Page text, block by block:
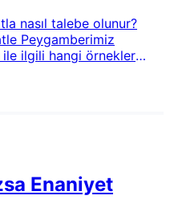
nasıl talebe olunur?
Peygamberimiz
ile ilgili hangi örnekler
Enaniyet